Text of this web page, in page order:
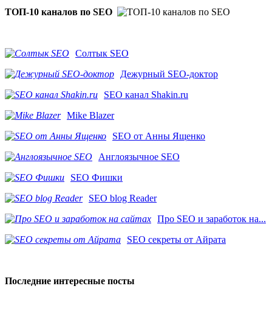
ТОП-10 каналов по SEO
Солтык SEO
Дежурный SEO-доктор
SEO канал Shakin.ru
Mike Blazer
SEO от Анны Ященко
Англоязычное SEO
SEO Фишки
SEO blog Reader
Про SEO и заработок на...
SEO секреты от Айрата
Последние интересные посты